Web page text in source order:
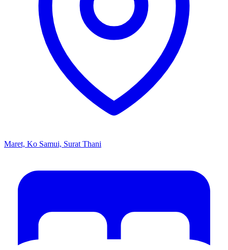
Maret, Ko Samui, Surat Thani